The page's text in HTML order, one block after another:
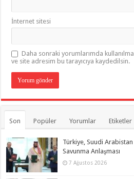
İnternet sitesi
Daha sonraki yorumlarımda
ve site adresim bu tarayıcıya kaydedilsin.
Son Popüler Yorumlar Etiketler
Türkiye, Suudi
Savunma Anlaşması
7 Ağustos 2026